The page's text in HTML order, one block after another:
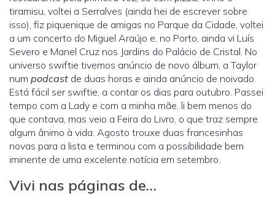
tiramisu, voltei a Serralves (ainda hei de escrever sobre
isso), fiz piquenique de amigas no Parque da Cidade, voltei
a um concerto do Miguel Araújo e, no Porto, ainda vi Luís
Severo e Manel Cruz nos Jardins do Palácio de Cristal. No
universo swiftie tivemos anúncio de novo álbum, a Taylor
num podcast de duas horas e ainda anúncio de noivado.
Está fácil ser swiftie, a contar os dias para outubro. Passei
tempo com a Lady e com a minha mãe, li bem menos do
que contava, mas veio a Feira do Livro, o que traz sempre
algum ânimo à vida. Agosto trouxe duas francesinhas
novas para a lista e terminou com a possibilidade bem
iminente de uma excelente notícia em setembro.
Vivi nas páginas de…